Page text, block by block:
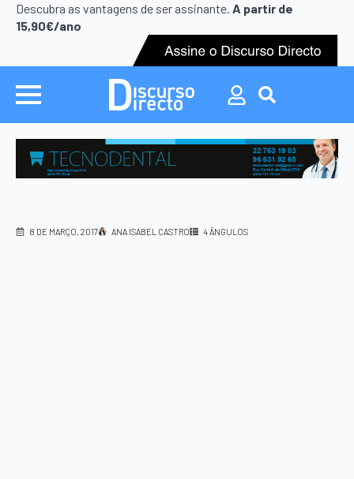
Descubra as vantagens de ser assinante. A partir de
15,90€/ano
Search
for:
Search
8 DE MARÇO, 2017 ANA ISABEL CASTRO 4 ÂNGULOS